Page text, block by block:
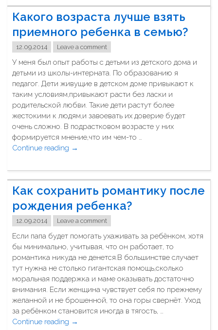
й
?
"
е
у
?
т
о
д
е
л
а
т
ь
ь
ю
М
а
В
а
с
к
л
ь
к
о
н
а
ч
и
н
п
л
н
и
в
ь
Какого возраста лучше взять
приемного ребенка в семью?
12.09.2014 Leave a comment
У меня был опыт работы с детьми из детского дома и
детьми из школы-интерната. По образованию я
педагог. Дети живущие в детском доме привыкают к
таким условиям,привыкают расти без ласки и
родительской любви. Такие дети растут более
жестокими к людям,и завоевать их доверие будет
очень сложно. В подрастковом возрасте у них
формируется мнение,что им чем-то …
Continue reading "
а
к
о
г
о
в
о
з
р
а
с
т
а
л
→
Как сохранить романтику после
рождения ребенка?
12.09.2014 Leave a comment
Если папа будет помогать ухаживать за ребёнком, хотя
бы минимально, учитывая, что он работает, то
романтика никуда не денется.В большинстве случает
тут нужна не столько гигантская помощь,сколько
моральная поддержка и маме оказывать достаточно
внимания. Если женщина чувствует себя по прежнему
желанной и не брошенной, то она горы свернёт. Уход
за ребёнком становится иногда в тягость, …
Continue reading "→